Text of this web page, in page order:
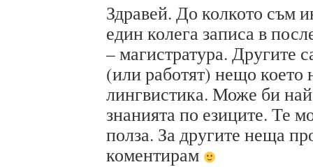
Здравей. До колкото съм
един колега записа в
– магистратура. Другите
(или работят) нещо което
лингвистика. Може би
знанията по езиците. Те
полза. За другите неща
коментирам